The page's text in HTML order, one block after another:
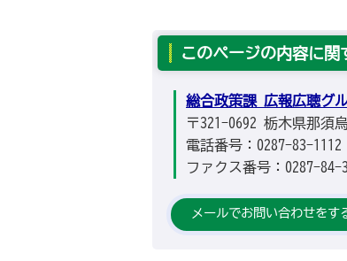
このページの内容に関
総合政策課 広報広聴グ
〒321-0692 栃木県那須
電話番号：0287-83-1112
ファクス番号：0287-84-
メールでお問い合わせをす